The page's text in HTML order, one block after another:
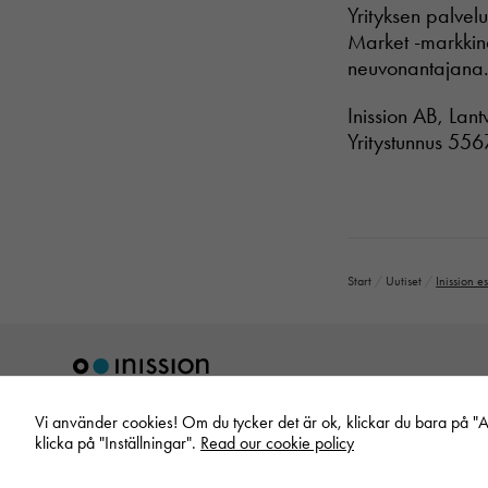
Yrityksen
Market -
Inission AB,
Yritystunnus
Start Uutiset Inission
Vi använder cookies! Om du tycker det är ok, klickar du bara på
klicka på "Inställningar". Read our cookie policy